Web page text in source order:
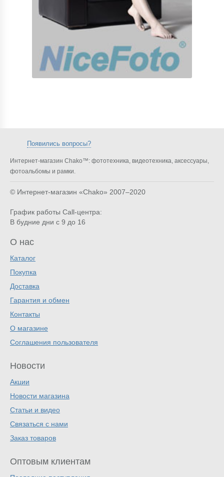
Появились вопросы?
Интернет-магазин Chako™: фототехника, видеотехника, аксессуары,
фотоальбомы и рамки.
© Интернет-магазин «Chako» 2007–2020
График работы Call-центра:
В будние дни с 9 до 16
О нас
Каталог
Покупка
Доставка
Гарантия и обмен
Контакты
О магазине
Соглашения пользователя
Новости
Акции
Новости магазина
Статьи и видео
Связаться с нами
Заказ товаров
Оптовым клиентам